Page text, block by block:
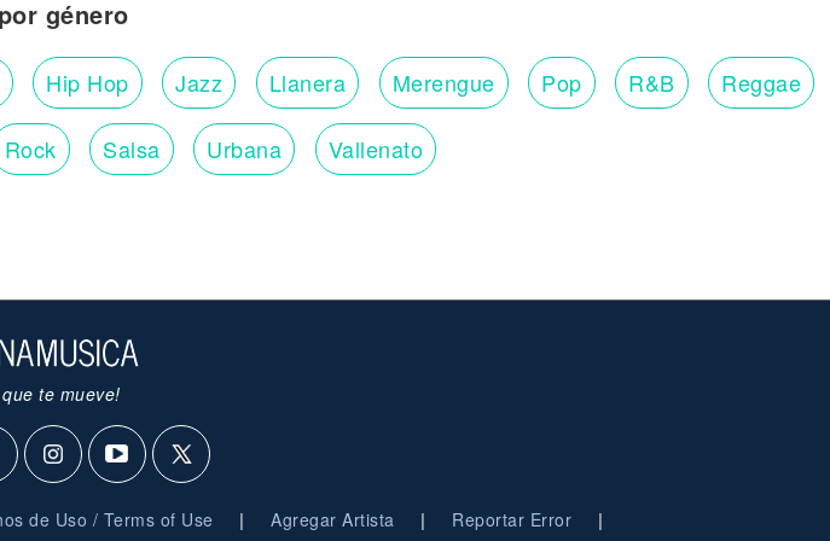
género
Hip Hop Jazz Llanera Merengue Pop R&B Reggae
Rock Salsa Urbana Vallenato
te mueve!
de Uso / Terms of Use | Agregar Artista | Reportar Error |